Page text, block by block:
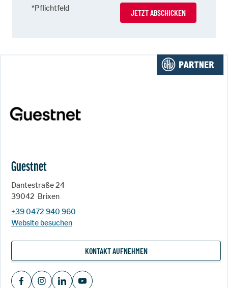
*Pflichtfeld JETZT ABSCHICKEN
Guestnet
Dantestraße 24
39042 Brixen
+39 0472 940 960
Website besuchen
KONTAKT AUFNEHMEN